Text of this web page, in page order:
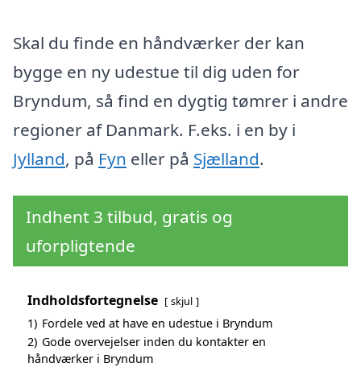
Skal du finde en håndværker der kan
bygge en ny udestue til dig uden for
Bryndum, så find en dygtig tømrer i andre
regioner af Danmark. F.eks. i en by i
Jylland, på Fyn eller på Sjælland.
Indhent 3 tilbud, gratis og
uforpligtende
Indholdsfortegnelse skjul
1) Fordele ved at have en udestue i Bryndum
2) Gode overvejelser inden du kontakter en
håndværker i Bryndum